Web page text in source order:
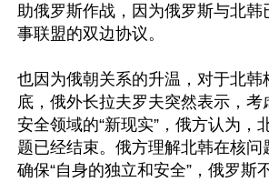
助俄罗斯作战，因为俄罗斯与北韩
事联盟的双边协议。
也因为俄朝关系的升温，对于北韩
底，俄外长拉夫罗夫突然表示，考
安全领域的“新现实”，俄方认为，
题已经结束。俄方理解北韩在核问
确保“自身的独立和安全”，俄罗斯